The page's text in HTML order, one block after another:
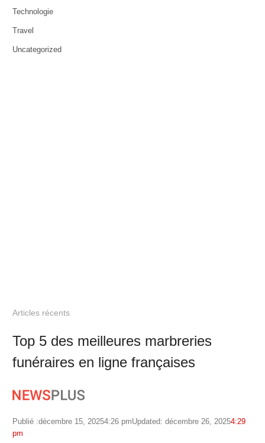
Technologie
Travel
Uncategorized
Articles récents
Top 5 des meilleures marbreries
funéraires en ligne françaises
Publié :décembre 15, 20254:26 pmUpdated: décembre 26, 20254:29
pm